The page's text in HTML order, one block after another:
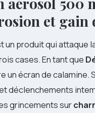
et gain
un produit qui attaque
cases. En tant que
un écran de calamine.
déclenchements
grincements sur